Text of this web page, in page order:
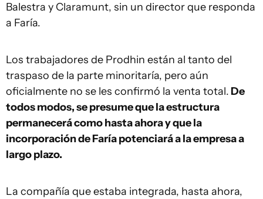
Balestra y Claramunt, sin un director que responda
a Faría.
Los trabajadores de Prodhin están al tanto del
traspaso de la parte minoritaría, pero aún
oficialmente no se les confirmó la venta total. De
todos modos, se presume que la estructura
permanecerá como hasta ahora y que la
incorporación de Faría potenciará a la empresa a
largo plazo.
La compañía que estaba integrada, hasta ahora,